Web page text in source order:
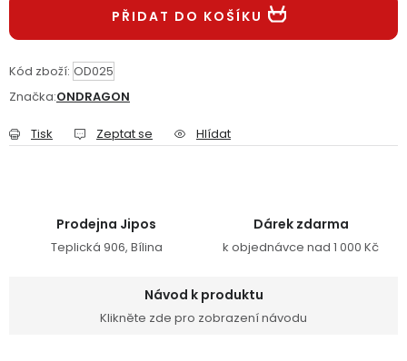
Reklamační formulář Odstoupení ve lhůtě 14 dní
Podmínky ochrany osobních údajů
PŘIDAT DO KOŠÍKU
Kód zboží: OD025
Značka:ONDRAGON
Tisk Zeptat se Hlídat
Prodejna Jipos
Teplická 906, Bílina
Dárek zdarma
k objednávce nad 1 000 Kč
Návod k produktu
Klikněte zde pro zobrazení návodu